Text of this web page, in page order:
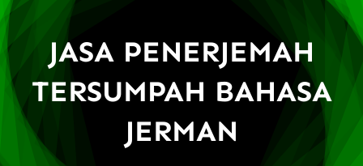
JASA PENERJEMAH
TERSUMPAH BAHASA
JERMAN